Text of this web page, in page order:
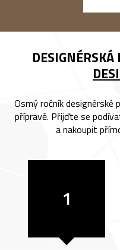
Osmý ročník designérské
přípravě. Přijďte se
a nakoupit
1